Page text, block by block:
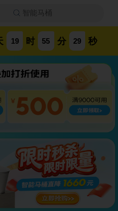
智能马桶
19 时 55 分 28 秒